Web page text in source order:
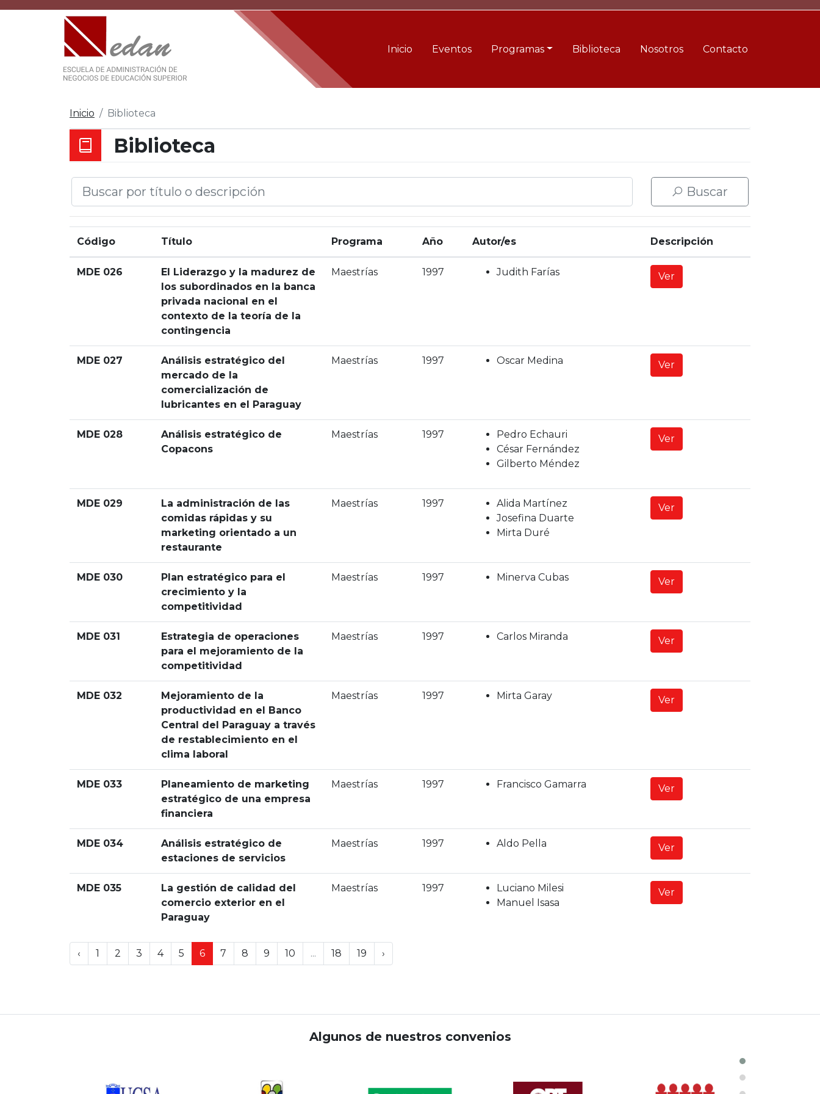
Inicio Eventos Programas Biblioteca Nosotros Contacto
Inicio Biblioteca
Biblioteca
Buscar
Código Título Programa Año Autor/es Descripción
MDE 026
El Liderazgo y la madurez de
los subordinados en la banca
privada nacional en el
contexto de la teoría de la
contingencia
Maestrías 1997 Judith Farías Ver
MDE 027
Análisis estratégico del
mercado de la
comercialización de
lubricantes en el Paraguay
Maestrías 1997 Oscar Medina Ver
MDE 028
Análisis estratégico de
Copacons
Maestrías 1997
Pedro Echauri
César Fernández
Gilberto Méndez
Ver
MDE 029
La administración de las
comidas rápidas y su
marketing orientado a un
restaurante
Maestrías 1997
Alida Martínez
Josefina Duarte
Mirta Duré
Ver
MDE 030
Plan estratégico para el
crecimiento y la
competitividad
Maestrías 1997 Minerva Cubas Ver
MDE 031
Estrategia de operaciones
para el mejoramiento de la
competitividad
Maestrías 1997 Carlos Miranda Ver
MDE 032
Mejoramiento de la
productividad en el Banco
Central del Paraguay a través
de restablecimiento en el
clima laboral
Maestrías 1997 Mirta Garay Ver
MDE 033
Planeamiento de marketing
estratégico de una empresa
financiera
Maestrías 1997 Francisco Gamarra Ver
MDE 034
Análisis estratégico de
estaciones de servicios
Maestrías 1997 Aldo Pella Ver
MDE 035
La gestión de calidad del
comercio exterior en el
Paraguay
Maestrías 1997
Luciano Milesi
Manuel Isasa
Ver
‹ 1 2 3 4 5 6 7 8 9 10 ... 18 19 ›
Algunos de nuestros convenios